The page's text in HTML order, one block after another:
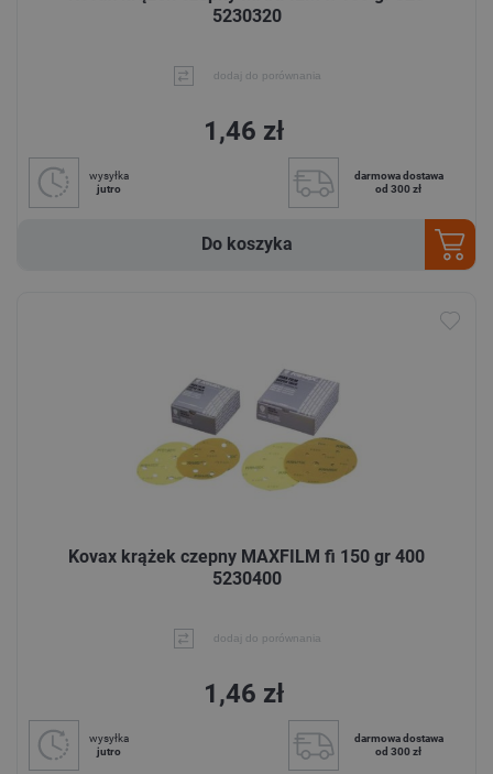
5230320
dodaj do porównania
1,46 zł
wysyłka
jutro
darmowa dostawa
od 300 zł
Do koszyka
Kovax krążek czepny MAXFILM fi 150 gr 400
5230400
dodaj do porównania
1,46 zł
wysyłka
jutro
darmowa dostawa
od 300 zł